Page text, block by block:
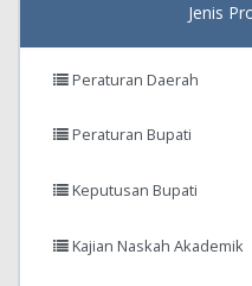
Jenis
Peraturan Daerah
Peraturan Bupati
Keputusan Bupati
Kajian Naskah Akademik